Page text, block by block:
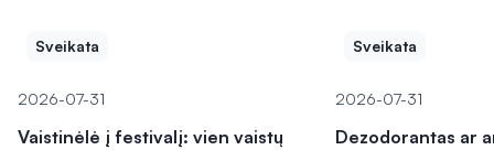
Sveikata
2026-07-31
Vaistinėlė į festivalį: vien vaistų
Sveikata
2026-07-31
Dezodorantas ar